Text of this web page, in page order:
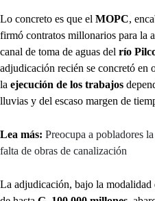
Lo concreto es que el MOPC,
firmó contratos millonarios para la
canal de toma de aguas del río
adjudicación recién se concretó en
la ejecución de los trabajos
lluvias y del escaso margen de
Lea más: Preocupa a pobladores
falta de obras de canalización
La adjudicación, bajo la